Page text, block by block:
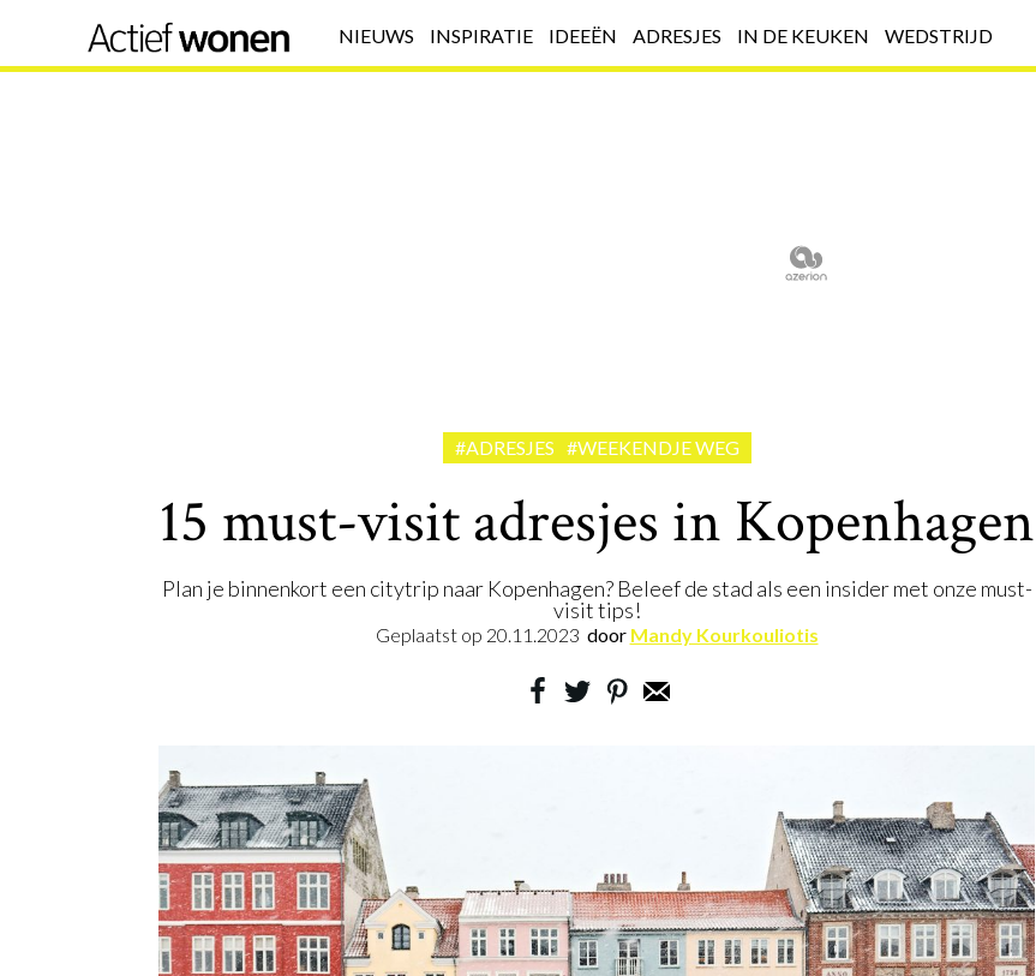
NIEUWS INSPIRATIE IDEEËN ADRESJES IN DE KEUKEN WEDSTRIJD
#ADRESJES #WEEKENDJE WEG
15 must-visit adresjes in Kopenhagen
Plan je binnenkort een citytrip naar Kopenhagen? Beleef de stad als een insider met onze must-
visit tips!
Geplaatst op 20.11.2023 door Mandy Kourkouliotis